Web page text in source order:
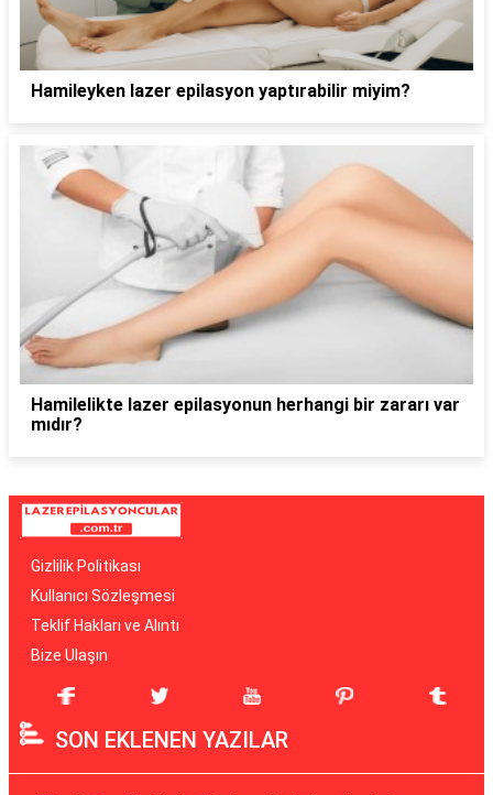
Hamileyken lazer epilasyon yaptırabilir miyim?
Hamilelikte lazer epilasyonun herhangi bir zararı var
mıdır?
Gizlilik Politikası
Kullanıcı Sözleşmesi
Teklif Hakları ve Alıntı
Bize Ulaşın
SON EKLENEN YAZILAR